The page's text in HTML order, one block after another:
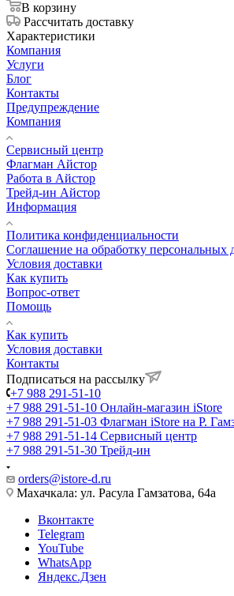
В корзину
Рассчитать доставку
Характеристики
Компания
Услуги
Блог
Контакты
Предупреждение
Компания
Сервисный центр
Флагман Айстор
Работа в Айстор
Трейд-ин Айстор
Информация
Политика конфиденциальности
Соглашение на обработку персональных
Условия доставки
Как купить
Вопрос-ответ
Помощь
Как купить
Условия доставки
Контакты
Подписаться на рассылку
+7 988 291-51-10
+7 988 291-51-10 Онлайн-магазин iStore
+7 988 291-51-03 Флагман iStore на Р.
+7 988 291-51-14 Сервисный центр
+7 988 291-51-30 Трейд-ин
orders@istore-d.ru
Махачкала: ул. Расула Гамзатова, 64а
Вконтакте
Telegram
YouTube
WhatsApp
Яндекс.Дзен